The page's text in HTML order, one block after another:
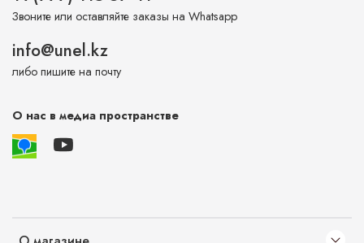
Звоните или оставляйте заказы на Whatsapp
info@unel.kz
либо пишите на почту
О нас в медиа пространстве